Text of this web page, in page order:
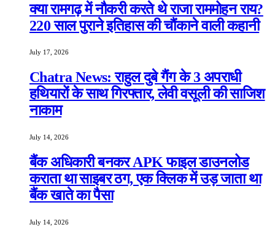
क्या रामगढ़ में नौकरी करते थे राजा राममोहन राय?
220 साल पुराने इतिहास की चौंकाने वाली कहानी
July 17, 2026
Chatra News: राहुल दुबे गैंग के 3 अपराधी
हथियारों के साथ गिरफ्तार, लेवी वसूली की साजिश
नाकाम
July 14, 2026
बैंक अधिकारी बनकर APK फाइल डाउनलोड
कराता था साइबर ठग, एक क्लिक में उड़ जाता था
बैंक खाते का पैसा
July 14, 2026